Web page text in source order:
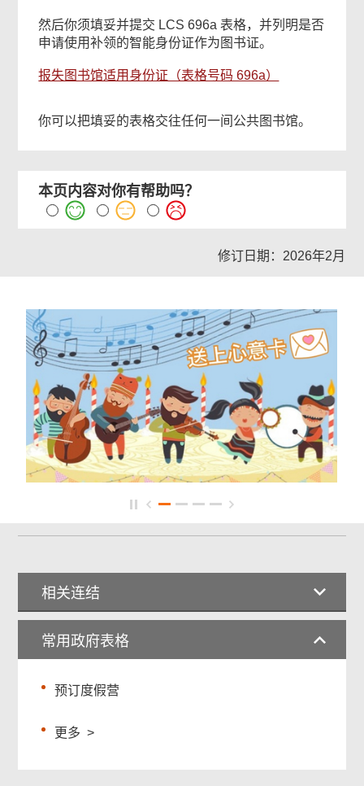
然后你须填妥并提交 LCS 696a 表格，并列明是否
申请使用补领的智能身份证作为图书证。
报失图书馆适用身份证（表格号码 696a）
你可以把填妥的表格交往任何一间公共图书馆。
本页内容对你有帮助吗？
修订日期：2026年2月
相关连结
常用政府表格
预订度假营
更多 >